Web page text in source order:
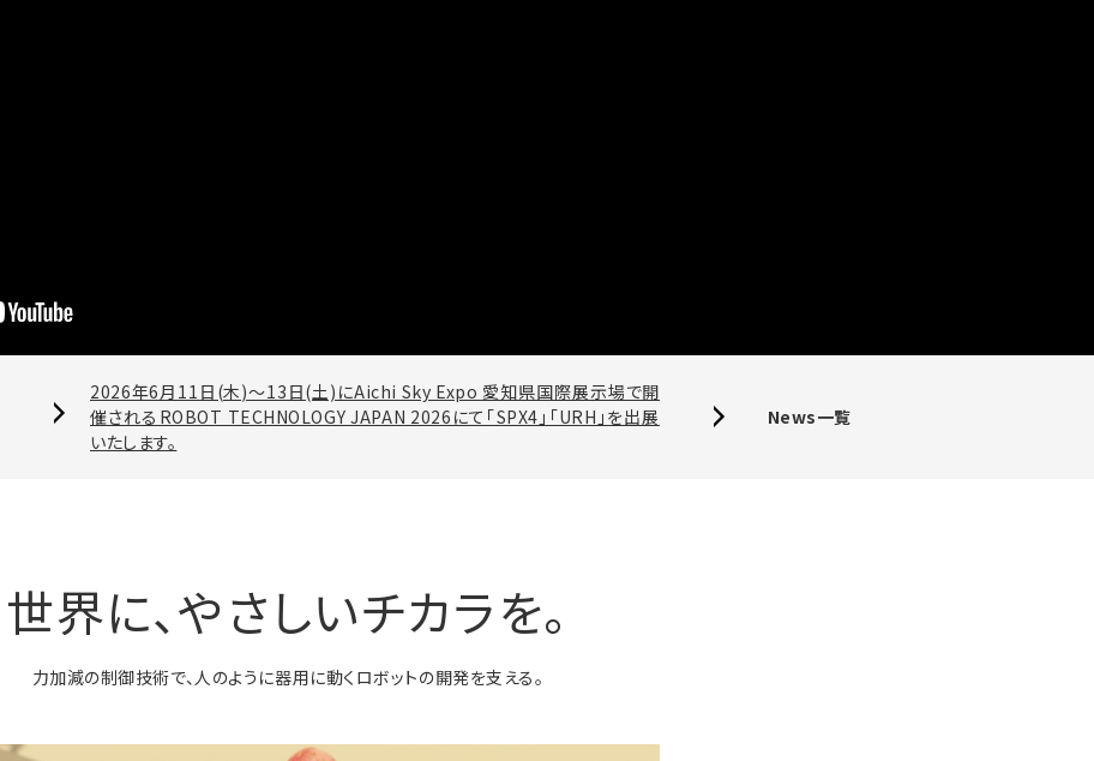
2026年6月11日(木)～13日(土)にAichi Sky Expo 愛知県国際展示場で開
催されるROBOT TECHNOLOGY JAPAN 2026にて「SPX4」「URH」を出展
いたします。
News一覧
世界に、やさしいチカラを。
力加減の制御技術で、 人のように器用に動くロボットの開発を支える。